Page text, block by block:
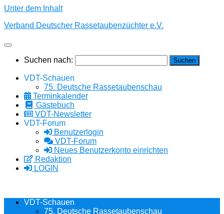
Unter dem Inhalt
Verband Deutscher Rassetaubenzüchter e.V.
Suchen nach:
VDT-Schauen
75. Deutsche Rassetaubenschau
Terminkalender
Gästebuch
VDT-Newsletter
VDT-Forum
Benutzerlogin
VDT-Forum
Neues Benutzerkonto einrichten
Redaktion
LOGIN
VDT-Schauen
75. Deutsche Rassetaubenschau